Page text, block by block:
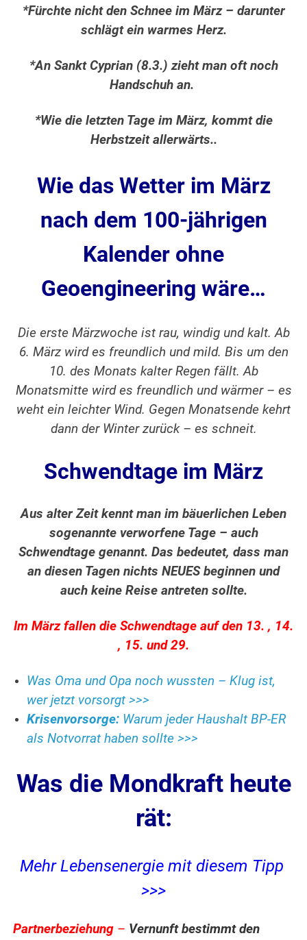
*Fürchte nicht den Schnee im März – darunter
schlägt ein warmes Herz.
*An Sankt Cyprian (8.3.) zieht man oft noch
Handschuh an.
*Wie die letzten Tage im März, kommt die
Herbstzeit allerwärts..
Wie das Wetter im März
nach dem 100-jährigen
Kalender ohne
Geoengineering wäre…
Die erste Märzwoche ist rau, windig und kalt. Ab
6. März wird es freundlich und mild. Bis um den
10. des Monats kalter Regen fällt. Ab
Monatsmitte wird es freundlich und wärmer – es
weht ein leichter Wind. Gegen Monatsende kehrt
dann der Winter zurück – es schneit.
Schwendtage im März
Aus alter Zeit kennt man im bäuerlichen Leben
sogenannte verworfene Tage – auch
Schwendtage genannt. Das bedeutet, dass man
an diesen Tagen nichts NEUES beginnen und
auch keine Reise antreten sollte.
Im März fallen die Schwendtage auf den 13. , 14.
, 15. und 29.
Was Oma und Opa noch wussten – Klug ist,
wer jetzt vorsorgt >>>
Krisenvorsorge: Warum jeder Haushalt BP-ER
als Notvorrat haben sollte >>>
Was die Mondkraft heute
rät:
Mehr Lebensenergie mit diesem Tipp
>>>
Partnerbeziehung – Vernunft bestimmt den